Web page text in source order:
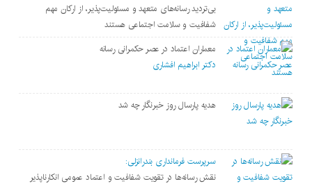
بی‌تردید رسانه‌های متعهد و مسئولیت‌پذیر، از ارکان مهم
شفافیت و سلامت اجتماعی هستند
معماران اعتماد در عصر حکمرانی رسانه
دکتر ابراهیم افشاری
هدیه پارسال روز خبرنگار چه شد
سرپرست فرمانداری بندرانزلی:
نقش رسانه‌ها در تقویت شفافیت و اعتماد عمومی انکارناپذیر